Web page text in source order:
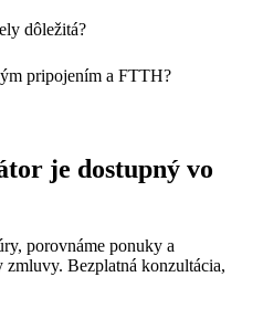
dôležitá?
pripojením a FTTH?
je dostupný vo
porovnáme ponuky a
Bezplatná konzultácia,